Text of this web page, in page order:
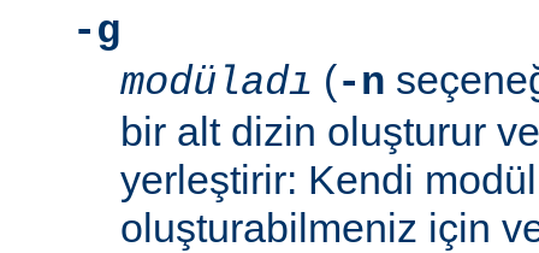
-g
modüladı (-n
bir alt dizin oluşturur
yerleştirir: Kendi
oluşturabilmeniz için